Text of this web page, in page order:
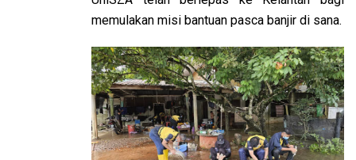
memulakan misi bantuan pasca banjir di sana.